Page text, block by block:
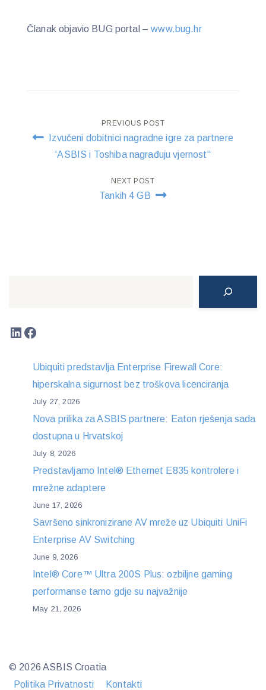
Članak objavio BUG portal –www.bug.hr
Post
navigation
PREVIOUS POST
Izvučeni dobitnici nagradne igre za partnere
‘ASBIS i Toshiba nagrađuju vjernost“
NEXT POST
Tankih 4 GB
LinkedIn
Facebook
Ubiquiti predstavlja Enterprise Firewall Core:
hiperskalna sigurnost bez troškova licenciranja
July 27, 2026
Nova prilika za ASBIS partnere: Eaton rješenja sada
dostupna u Hrvatskoj
July 8, 2026
Predstavljamo Intel® Ethernet E835 kontrolere i
mrežne adaptere
June 17, 2026
Savršeno sinkronizirane AV mreže uz Ubiquiti UniFi
Enterprise AV Switching
June 9, 2026
Intel® Core™ Ultra 200S Plus: ozbiljne gaming
performanse tamo gdje su najvažnije
May 21, 2026
© 2026 ASBIS Croatia
Politika Privatnosti
Kontakti